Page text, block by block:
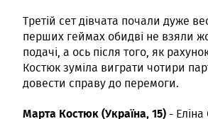
Третій сет дівчата почали дуже
перших геймах обидві не взяли
подачі, а ось після того, як
Костюк зуміла виграти чотири
довести справу до перемоги.
Марта Костюк (Україна, 15) - Еліна